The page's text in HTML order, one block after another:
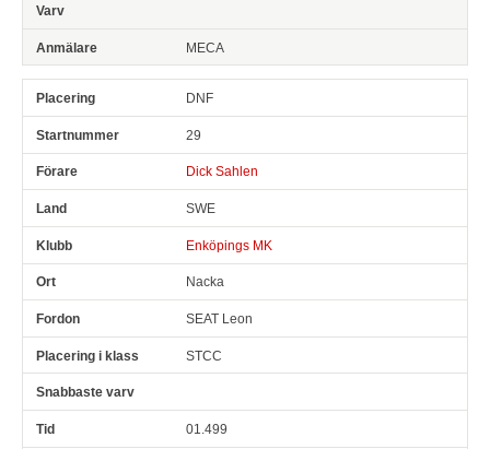
MECA
DNF
29
Dick Sahlen
SWE
Enköpings MK
Nacka
SEAT Leon
STCC
01.499